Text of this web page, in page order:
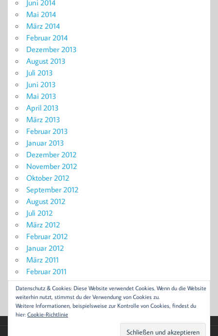
Juni 2014
Mai 2014
März 2014
Februar 2014
Dezember 2013
August 2013
Juli 2013
Juni 2013
Mai 2013
April 2013
März 2013
Februar 2013
Januar 2013
Dezember 2012
November 2012
Oktober 2012
September 2012
August 2012
Juli 2012
März 2012
Februar 2012
Januar 2012
März 2011
Februar 2011
November 2010
September 2010
Datenschutz & Cookies: Diese Website verwendet Cookies. Wenn du die Website
weiterhin nutzt, stimmst du der Verwendung von Cookies zu.
Weitere Informationen, beispielsweise zur Kontrolle von Cookies, findest du
hier: Cookie-Richtlinie